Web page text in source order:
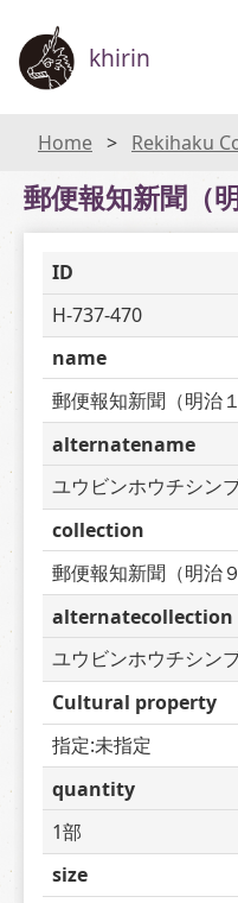
khirin
Home Rekihaku Collection
郵便報知新聞（
ID
H-737-470
name
郵便報知新聞（明治
alternatename
ユウビンホウチシン
collection
郵便報知新聞（明治
alternatecollection
ユウビンホウチシン
Cultural property
指定:未指定
quantity
1部
size